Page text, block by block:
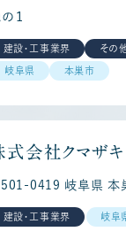
１
建設・工事業界 その
岐阜県 本巣市
式会社クマザキ
0419 岐阜県 本巣
建設・工事業界 岐阜